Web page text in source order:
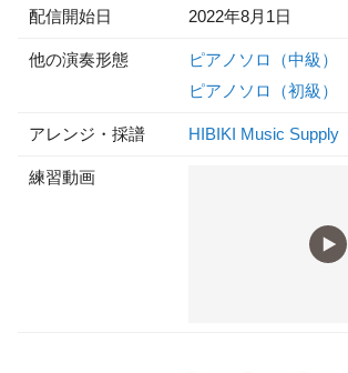
配信開始日 2022年8月1日
他の演奏形態
ピアノソロ（中級）
ピアノソロ（初級）
アレンジ・採譜 HIBIKI Music Supply
練習動画